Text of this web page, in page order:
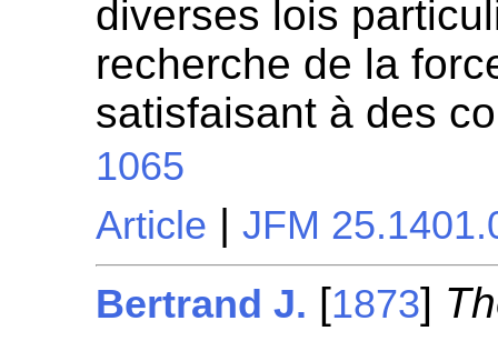
diverses lois
recherche de la
satisfaisant à des
1065
Article |JFM
Bertrand J. [1873]